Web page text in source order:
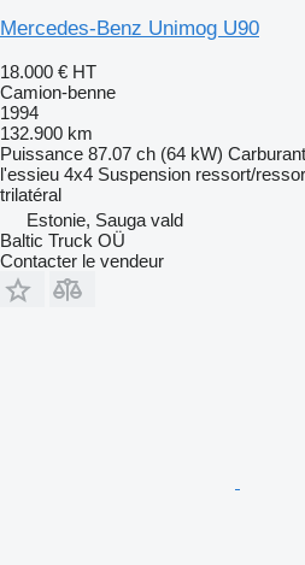
Mercedes-Benz Unimog U90
18.000 € HT
Camion-benne
1994
132.900 km
Puissance 87.07 ch (64 kW) Carburant
l'essieu 4x4 Suspension ressort/
trilatéral
Estonie, Sauga vald
Baltic Truck OÜ
Contacter le vendeur